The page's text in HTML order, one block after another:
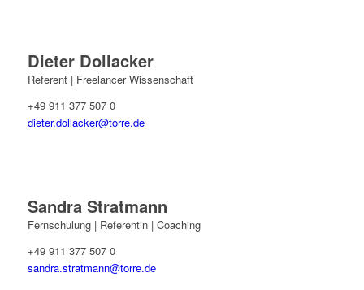
Dieter Dollacker
Referent | Freelancer Wissenschaft
+49 911 377 507 0
dieter.dollacker@torre.de
Sandra Stratmann
Fernschulung | Referentin | Coaching
+49 911 377 507 0
sandra.stratmann@torre.de